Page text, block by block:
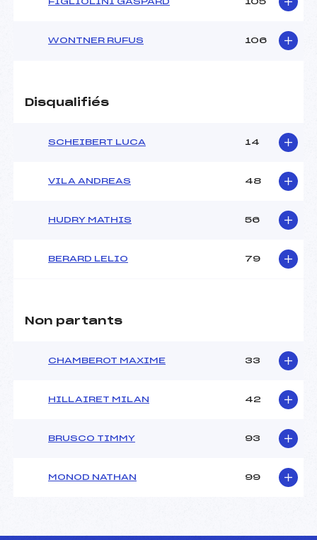
FIGLIOLINI GASPARD 105
WONTNER RUFUS 106
Disqualifiés
SCHEIBERT LUCA 14
VILA ANDREAS 48
HUDRY MATHIS 56
BERARD LELIO 79
Non partants
CHAMBEROT MAXIME 33
HILLAIRET MILAN 42
BRUSCO TIMMY 93
MONOD NATHAN 99